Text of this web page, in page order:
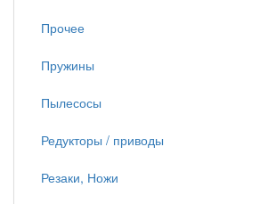
Прочее
Пружины
Пылесосы
Редукторы / приводы
Резаки, Ножи